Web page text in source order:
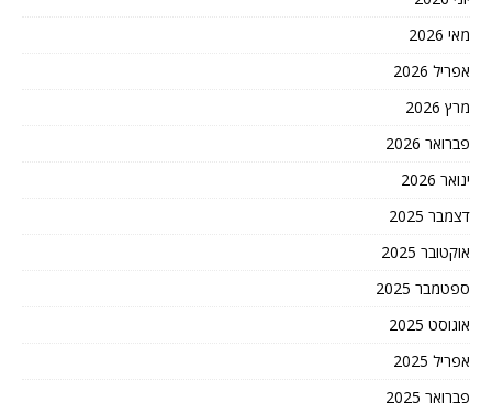
מאי 2026
אפריל 2026
מרץ 2026
פברואר 2026
ינואר 2026
דצמבר 2025
אוקטובר 2025
ספטמבר 2025
אוגוסט 2025
אפריל 2025
פברואר 2025